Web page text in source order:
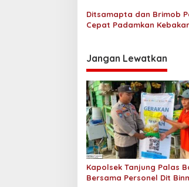
s
Ditsamapta dan Brimob
Cepat Padamkan
Jangan Lewatkan
Kapolsek Tanjung Palas
Bersama Personel Dit